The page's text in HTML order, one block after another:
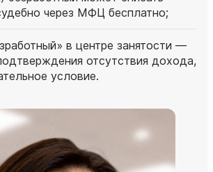
через МФЦ бесплатно;
в центре занятости —
отсутствия дохода,
условие.